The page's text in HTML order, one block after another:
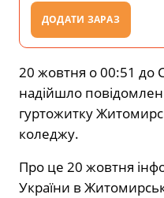
ДОДАТИ ЗАРАЗ
20 жовтня о 00:51 до
надійшло
гуртожитку
коледжу.
Про це 20 жовтня
України в